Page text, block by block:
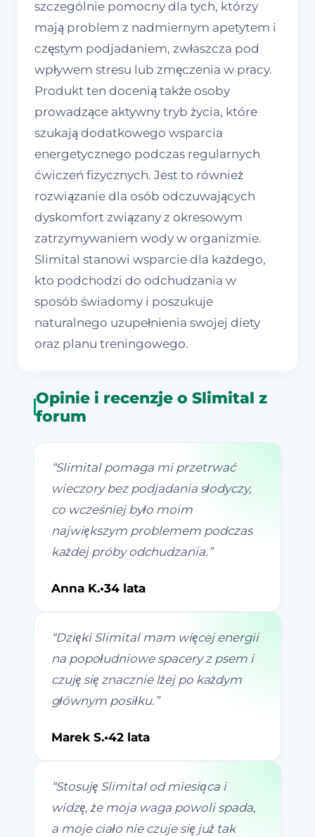
szczególnie pomocny dla tych, którzy
mają problem z nadmiernym apetytem i
częstym podjadaniem, zwłaszcza pod
wpływem stresu lub zmęczenia w pracy.
Produkt ten docenią także osoby
prowadzące aktywny tryb życia, które
szukają dodatkowego wsparcia
energetycznego podczas regularnych
ćwiczeń fizycznych. Jest to również
rozwiązanie dla osób odczuwających
dyskomfort związany z okresowym
zatrzymywaniem wody w organizmie.
Slimital stanowi wsparcie dla każdego,
kto podchodzi do odchudzania w
sposób świadomy i poszukuje
naturalnego uzupełnienia swojej diety
oraz planu treningowego.
Opinie i recenzje o Slimital z
forum
“Slimital pomaga mi przetrwać
wieczory bez podjadania słodyczy,
co wcześniej było moim
największym problemem podczas
każdej próby odchudzania. ”
Anna K.•34 lata
“Dzięki Slimital mam więcej energii
na popołudniowe spacery z psem i
czuję się znacznie lżej po każdym
głównym posiłku. ”
Marek S.•42 lata
“Stosuję Slimital od miesiąca i
widzę, że moja waga powoli spada,
a moje ciało nie czuje się już tak